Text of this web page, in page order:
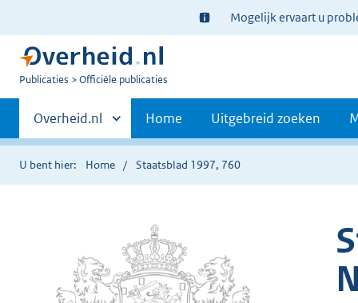
Ter
informatie:
Mogelijk ervaart u
U
Publicaties Officiële publicaties
Primaire
navigatie
Andere
sites
binnen
Overheid.nl Home Uitgebreid zoeken
U bent hier: Home Staatsblad 1997, 760